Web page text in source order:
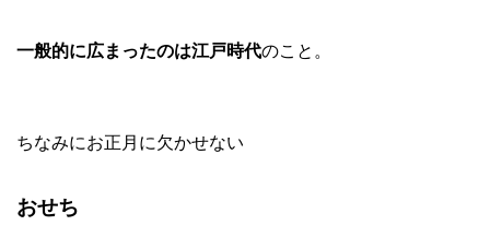
一般的に広まったのは江戸時代のこと。
ちなみにお正月に欠かせない
おせち